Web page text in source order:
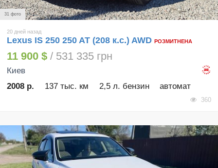
31 фото
20 дней назад
Lexus IS 250 250 AT (208 к.с.) AWD РОЗМИТНЕНА
11 900 $ / 531 335 грн
Киев
2008 р.
137 тыс. км 2,5 л. бензин автомат
360